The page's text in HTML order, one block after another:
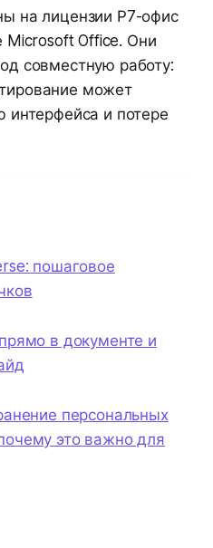
на лицензии Р7-офис
Microsoft Office. Они
совместную работу:
может
интерфейса и потере
пошаговое
в документе и
персональных
это важно для